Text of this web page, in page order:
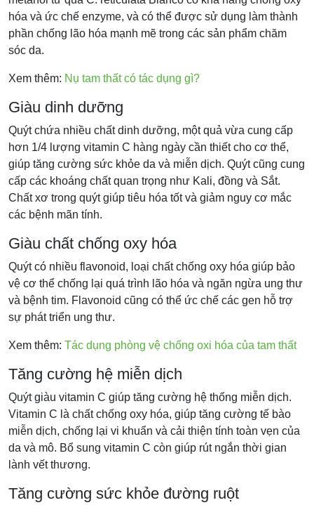
hóa và ức chế enzyme, và có thể được sử dụng làm thành
phần chống lão hóa mạnh mẽ trong các sản phẩm chăm
sóc da.
Xem thêm: Nụ tam thất có tác dụng gì?
Giàu dinh dưỡng
Quýt chứa nhiều chất dinh dưỡng, một quả vừa cung cấp
hơn 1/4 lượng vitamin C hàng ngày cần thiết cho cơ thể,
giúp tăng cường sức khỏe da và miễn dịch. Quýt cũng cung
cấp các khoáng chất quan trọng như Kali, đồng và Sắt.
Chất xơ trong quýt giúp tiêu hóa tốt và giảm nguy cơ mắc
các bệnh mãn tính.
Giàu chất chống oxy hóa
Quýt có nhiều flavonoid, loại chất chống oxy hóa giúp bảo
vệ cơ thể chống lại quá trình lão hóa và ngăn ngừa ung thư
và bệnh tim. Flavonoid cũng có thể ức chế các gen hỗ trợ
sự phát triển ung thư.
Xem thêm: Tác dụng phòng vệ chống oxi hóa của tam thất
Tăng cường hệ miễn dịch
Quýt giàu vitamin C giúp tăng cường hệ thống miễn dịch.
Vitamin C là chất chống oxy hóa, giúp tăng cường tế bào
miễn dịch, chống lại vi khuẩn và cải thiện tính toàn vẹn của
da và mô. Bổ sung vitamin C còn giúp rút ngắn thời gian
lành vết thương.
Tăng cường sức khỏe đường ruột